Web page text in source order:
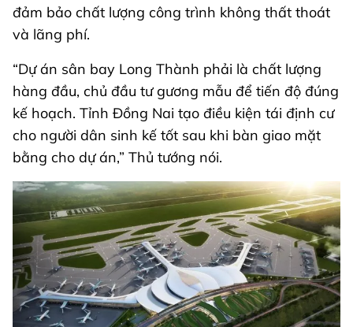
đảm bảo chất lượng công trình không thất thoát
và lãng phí.
“Dự án sân bay Long Thành phải là chất lượng
hàng đầu, chủ đầu tư gương mẫu để tiến độ đúng
kế hoạch. Tỉnh Đồng Nai tạo điều kiện tái định cư
cho người dân sinh kế tốt sau khi bàn giao mặt
bằng cho dự án,” Thủ tướng nói.